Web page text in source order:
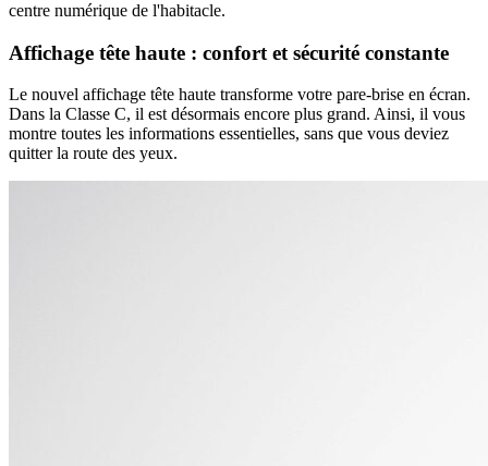
centre numérique de l'habitacle.
Affichage tête haute : confort et sécurité constante
Le nouvel affichage tête haute transforme votre pare-brise en écran.
Dans la Classe C, il est désormais encore plus grand. Ainsi, il vous
montre toutes les informations essentielles, sans que vous deviez
quitter la route des yeux.